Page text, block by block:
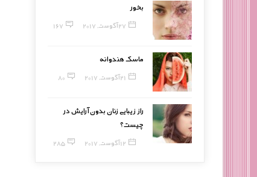
بخور
27 آگوست, 2017 167
ماسک هندوانه
21 آگوست, 2017 80
راز زیبایی زنان بدون آرایش در
چیست؟
12 آگوست, 2017 285